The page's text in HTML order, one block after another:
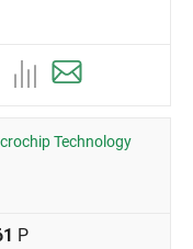
Technology
Р